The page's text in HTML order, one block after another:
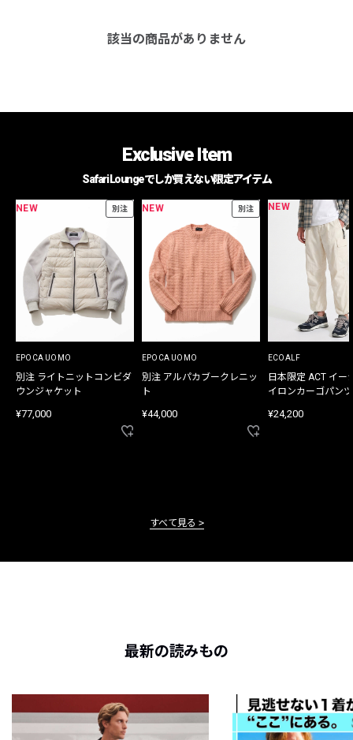
該当の商品がありません
Exclusive Item
Safari Loungeでしか買えない限定アイテム
NEW 別注
EPOCA UOMO
別注 ライトニットコンビダ
ウンジャケット
¥77,000
NEW 別注
EPOCA UOMO
別注 アルパカブークレニッ
ト
¥44,000
NEW
ECOALF
日本限定 ACT イー
イロンカーゴパンツ
¥24,200
すべて見る
最新の読みもの